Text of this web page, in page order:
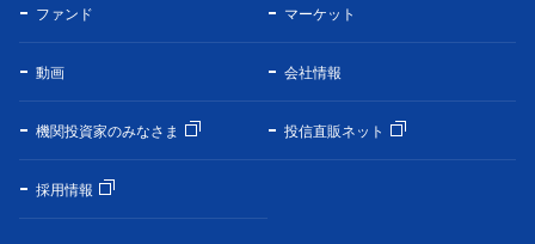
ファンド マーケット
動画 会社情報
機関投資家のみなさま 投信直販ネット
採用情報